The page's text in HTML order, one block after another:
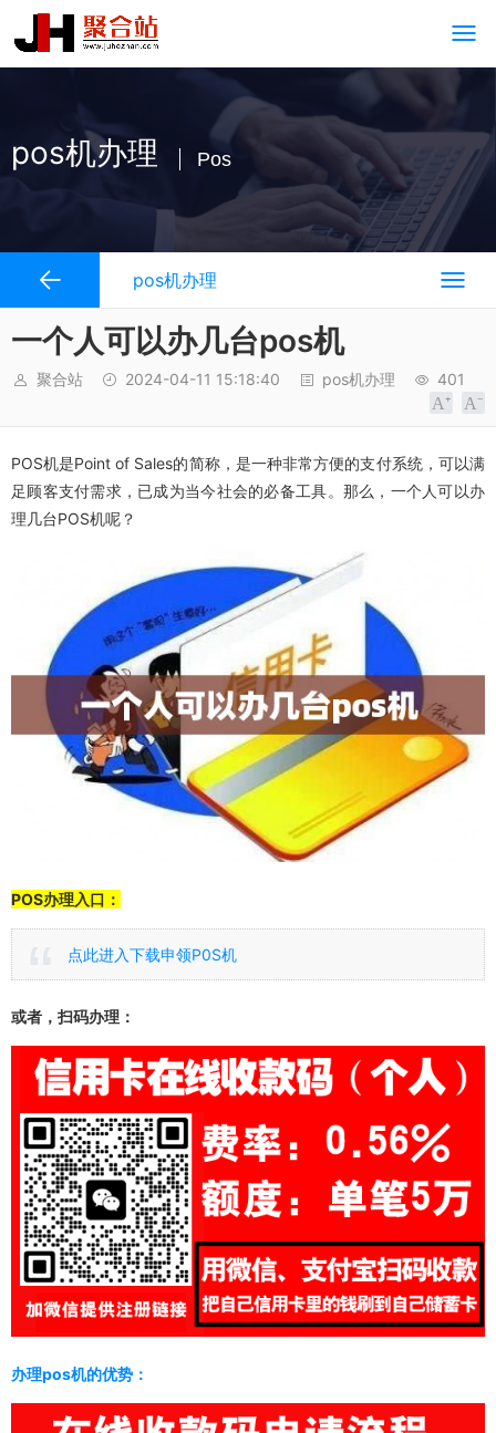
pos机办理 Pos
pos机办理
一个人可以办几台pos机
聚合站 2024-04-11 15:18:40 pos机办理 401
POS机是Point of Sales的简称，是一种非常方便的支付系统，可以满
足顾客支付需求，已成为当今社会的必备工具。那么，一个人可以办
理几台POS机呢？
POS办理入口：
点此进入下载申领P0S机
或者，扫码办理 ：
办理pos机的优势：